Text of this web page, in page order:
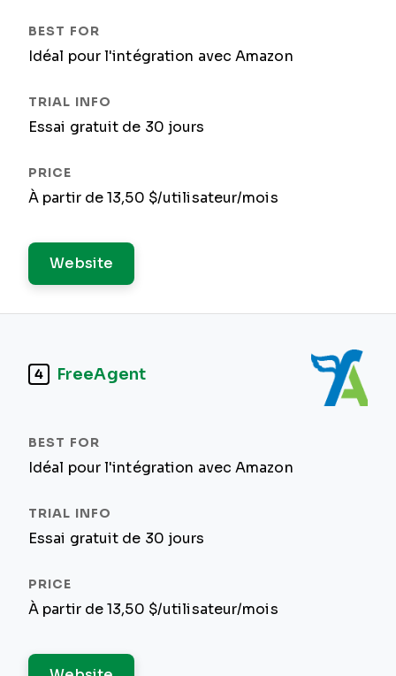
Idéal pour l'intégration avec Amazon
Essai gratuit de 30 jours
À partir de 13,50 $/utilisateur/mois
Website
4 FreeAgent
Idéal pour l'intégration avec Amazon
Essai gratuit de 30 jours
À partir de 13,50 $/utilisateur/mois